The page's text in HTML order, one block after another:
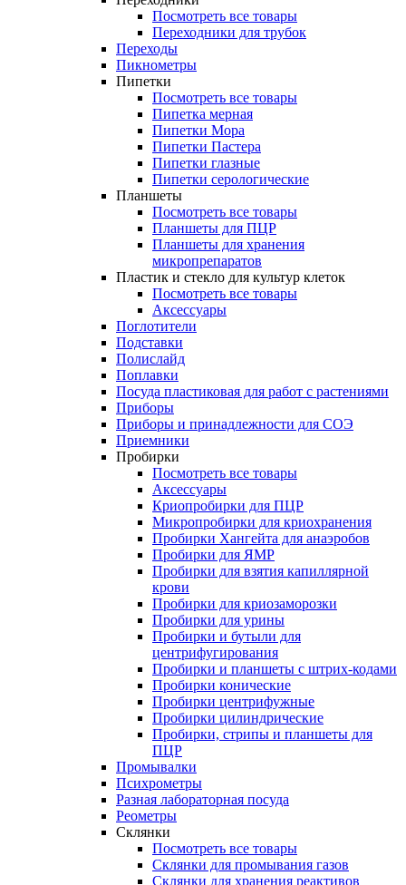
Посмотреть все товары
Переходники для трубок
Переходы
Пикнометры
Пипетки
Посмотреть все товары
Пипетка мерная
Пипетки Мора
Пипетки Пастера
Пипетки глазные
Пипетки серологические
Планшеты
Посмотреть все товары
Планшеты для ПЦР
Планшеты для хранения
микропрепаратов
Пластик и стекло для культур клеток
Посмотреть все товары
Аксессуары
Поглотители
Подставки
Полислайд
Поплавки
Посуда пластиковая для работ с растениями
Приборы
Приборы и принадлежности для СОЭ
Приемники
Пробирки
Посмотреть все товары
Аксессуары
Криопробирки для ПЦР
Микропробирки для криохранения
Пробирки Хангейта для анаэробов
Пробирки для ЯМР
Пробирки для взятия капиллярной
крови
Пробирки для криозаморозки
Пробирки для урины
Пробирки и бутыли для
центрифугирования
Пробирки и планшеты с штрих-кодами
Пробирки конические
Пробирки центрифужные
Пробирки цилиндрические
Пробирки, стрипы и планшеты для
ПЦР
Промывалки
Психрометры
Разная лабораторная посуда
Реометры
Склянки
Посмотреть все товары
Склянки для промывания газов
Склянки для хранения реактивов